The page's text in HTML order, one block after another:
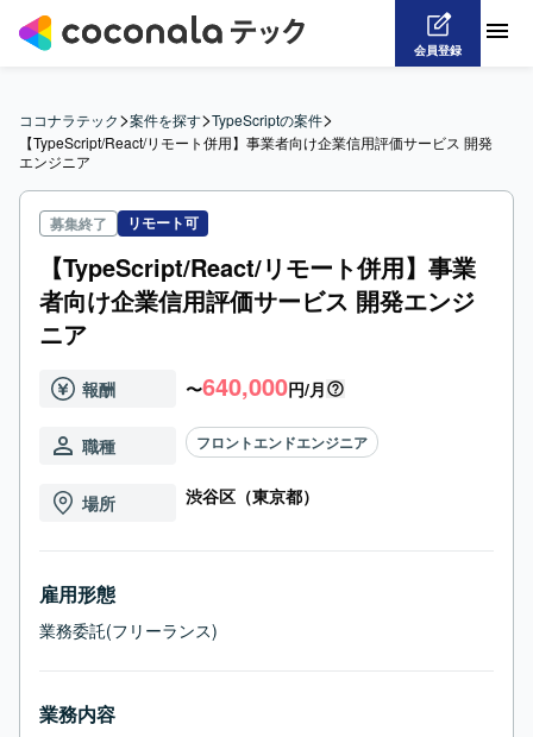
会員登録
ココナラテック>案件を探す>TypeScriptの案件>
【TypeScript/React/リモート併用】事業者向け企業信用評価サービス 開発
エンジニア
募集終了 リモート可
【TypeScript/React/リモート併用】事業
者向け企業信用評価サービス 開発エンジ
ニア
報酬 〜640,000円/月
職種 フロントエンドエンジニア
場所 渋谷区（東京都）
雇用形態
業務委託(フリーランス)
業務内容